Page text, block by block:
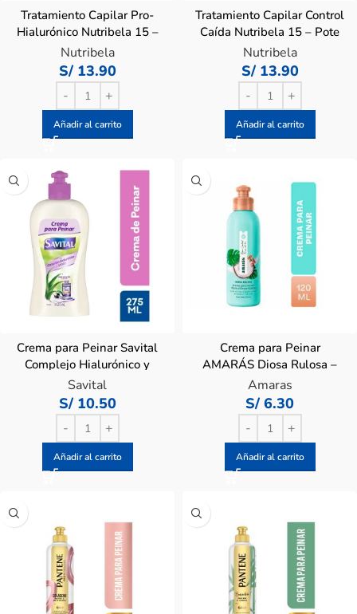
Tratamiento Capilar Pro-
Hialurónico Nutribela 15 –
Pote 300 ML
Nutribela
S/13.90
Añadir al carrito
Tratamiento Capilar Control
Caída Nutribela 15 – Pote
300 ML
Nutribela
S/13.90
Añadir al carrito
Crema para Peinar Savital
Complejo Hialurónico y
Sábila – Frasco 275ml
Savital
S/10.50
Añadir al carrito
Crema para Peinar
AMARÁS Diosa Rulosa –
Frasco 120ml
Amaras
S/ 6.30
Añadir al carrito